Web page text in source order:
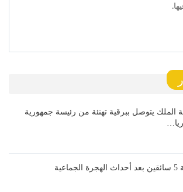
الملك يتوصل ببرقية تهنئة من رئيسة جمهورية